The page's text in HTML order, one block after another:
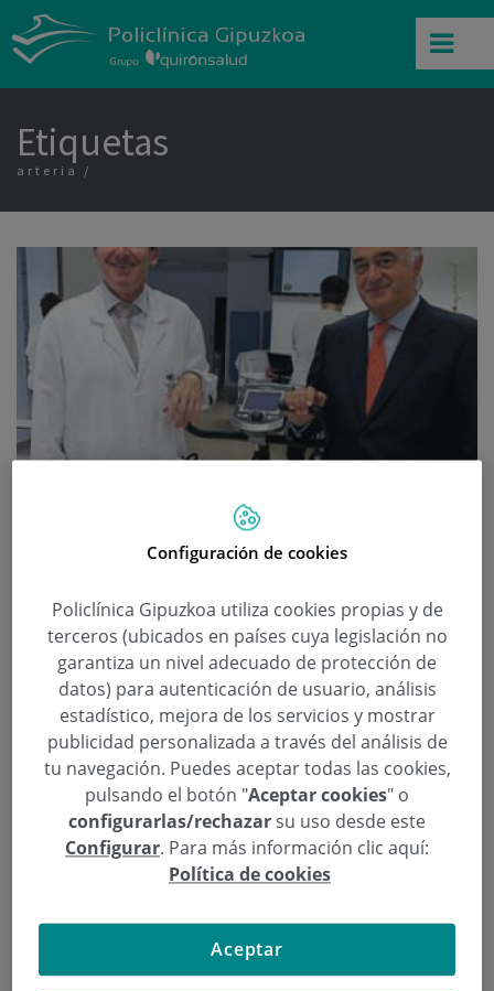
Etiquetas
arteria
«Tras un infarto se logra vivir sin
estrés, ansiedad o depresión»
Categoría:
Aula de Salud
12 de Septiembre de 2012
Donostia / San Sebastián,enfermedades coronarias
patología coronaria.,patología valvular,patologías cardiacas,rehabilitación
tratamientos cardíacos
Configuración de cookies
Policlínica Gipuzkoa utiliza cookies propias y de
terceros (ubicados en países cuya legislación no
garantiza un nivel adecuado de protección de
datos) para autenticación de usuario, análisis
estadístico, mejora de los servicios y mostrar
publicidad personalizada a través del análisis de
tu navegación. Puedes aceptar todas las cookies,
pulsando el botón "Aceptar cookies" o
configurarlas/rechazarsu uso desde este
Configurar. Para más información clic aquí:
Política de cookies
Aceptar